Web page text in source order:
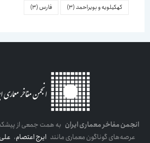
کهکیلویه و بویراحمد(3) فارس(3)
انجمن مفاخر معماری ایرانبه همت جمعی از
عرصه‌های گوناگون معماری مانندایرج اعتصام،علی